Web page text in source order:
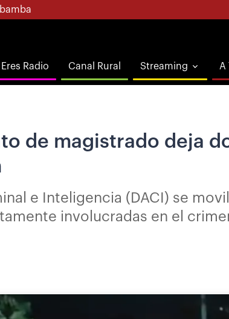
Eres Radio Canal Rural Streaming A
de magistrado deja
e Inteligencia (DACI) se
involucradas en el